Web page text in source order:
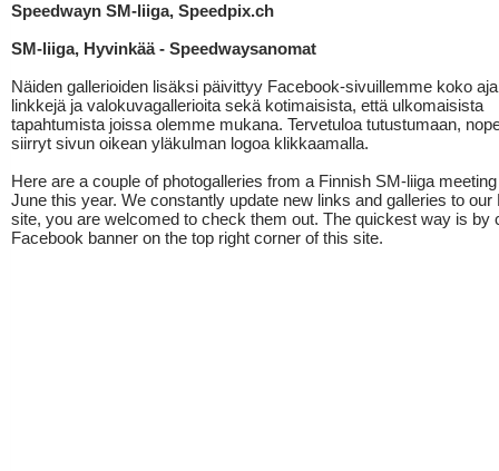
Speedwayn SM-liiga, Speedpix.ch
SM-liiga, Hyvinkää - Speedwaysanomat
Näiden gallerioiden lisäksi päivittyy Facebook-sivuillemme koko
linkkejä ja valokuvagallerioita sekä kotimaisista, että ulkomaisista
tapahtumista joissa olemme mukana. Tervetuloa tutustumaan,
siirryt sivun oikean yläkulman logoa klikkaamalla.
Here are a couple of photogalleries from a Finnish SM-liiga
June this year. We constantly update new links and galleries to our
site, you are welcomed to check them out. The quickest way is by
Facebook banner on the top right corner of this site.